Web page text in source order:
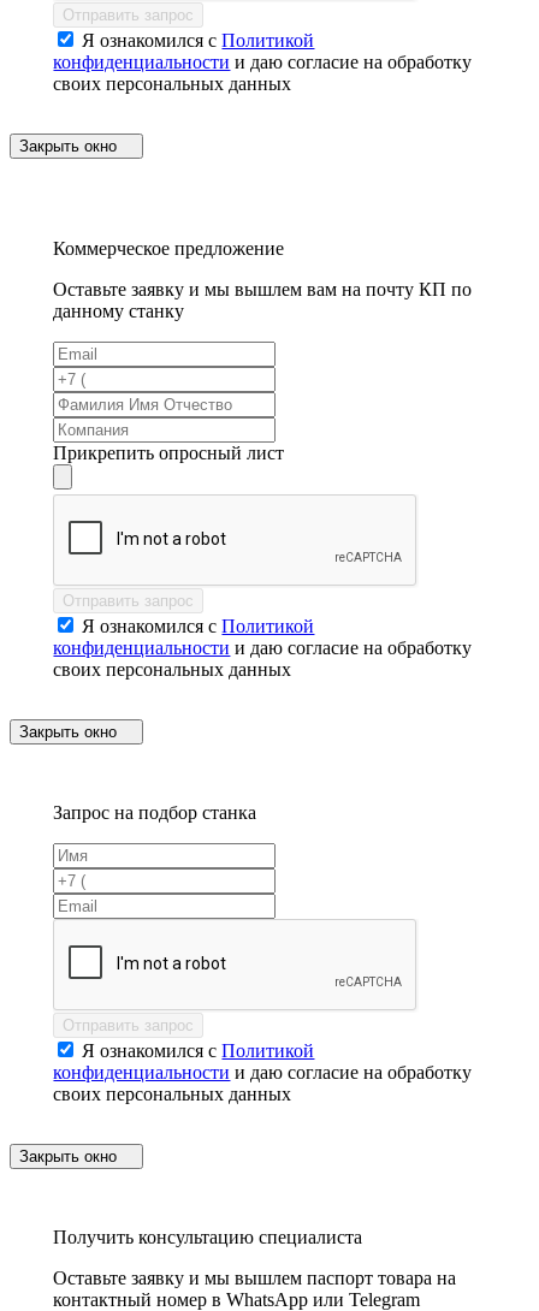
Отправить запрос
Я ознакомился сПолитикой
конфиденциальности и даю согласие на обработку
своих персональных данных
Закрыть окно
Коммерческое предложение
Оставьте заявку и мы вышлем вам на почту КП по
данному станку
Прикрепить опросный лист
Отправить запрос
Я ознакомился сПолитикой
конфиденциальности и даю согласие на обработку
своих персональных данных
Закрыть окно
Запрос на подбор станка
Отправить запрос
Я ознакомился сПолитикой
конфиденциальности и даю согласие на обработку
своих персональных данных
Закрыть окно
Получить консультацию специалиста
Оставьте заявку и мы вышлем паспорт товара на
контактный номер в WhatsApp или Telegram